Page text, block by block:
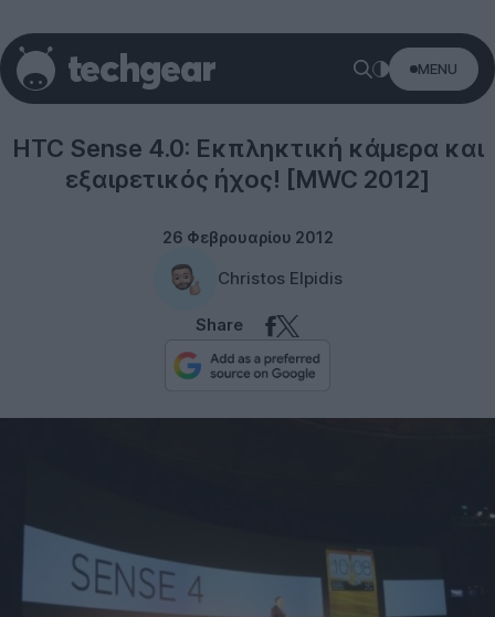
MENU
HTC Sense 4.0: Εκπληκτική κάμερα και
εξαιρετικός ήχος! [MWC 2012]
26 Φεβρουαρίου 2012
Christos Elpidis
Share